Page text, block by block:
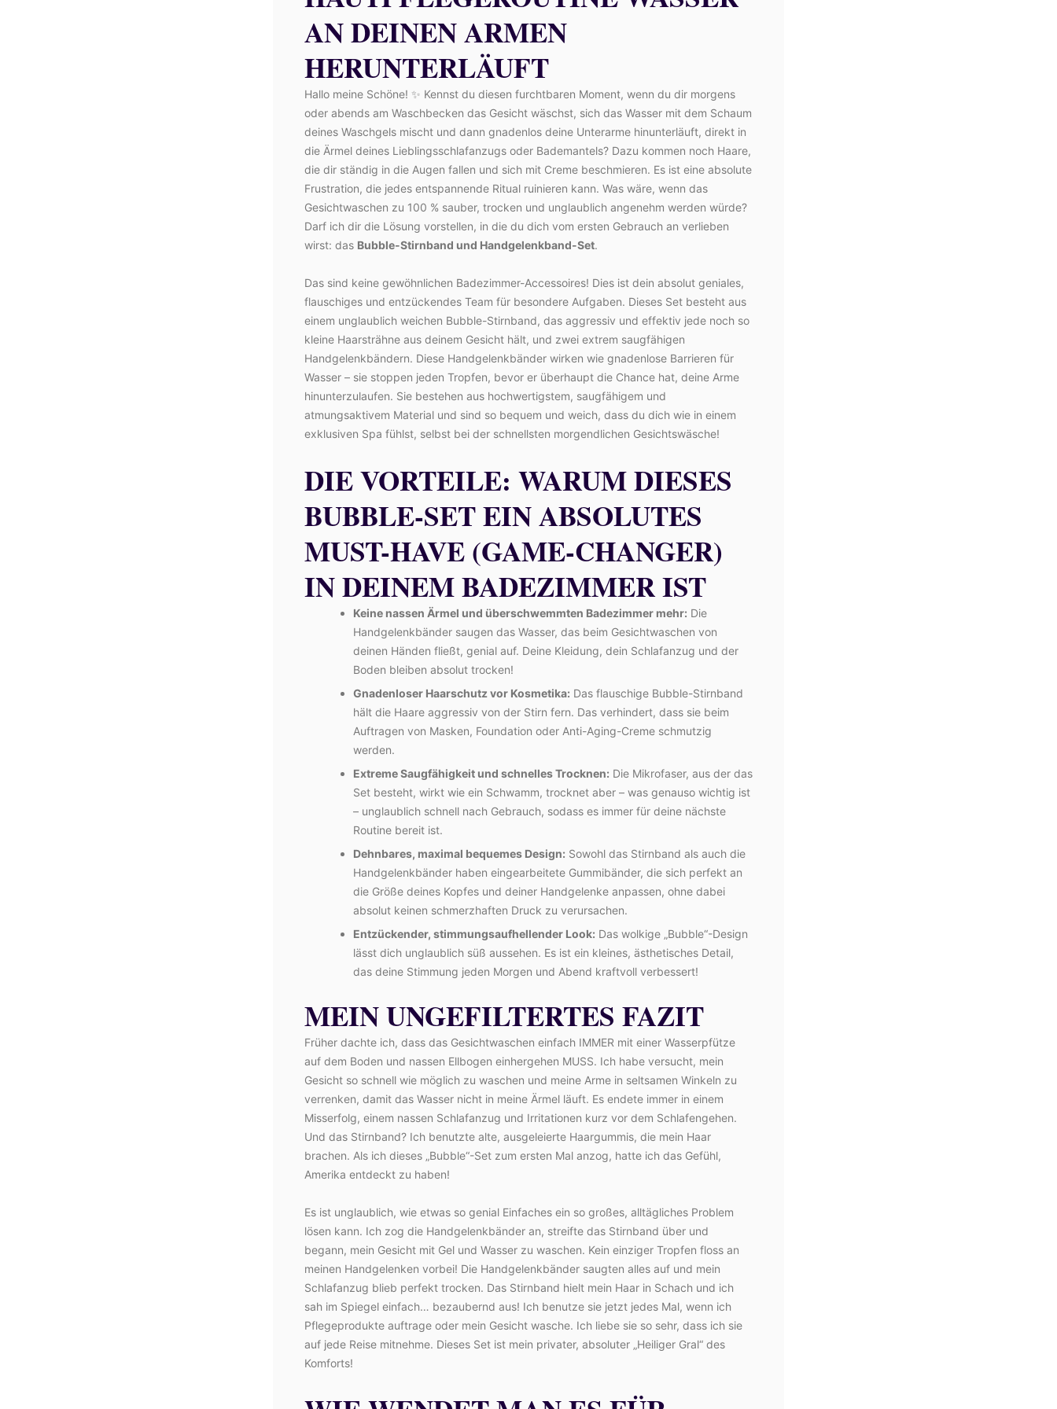
AN DEINEN ARMEN
HERUNTERLÄUFT
Hallo meine Schöne! ✨ Kennst du diesen furchtbaren Moment, wenn du dir morgens
oder abends am Waschbecken das Gesicht wäschst, sich das Wasser mit dem Schaum
deines Waschgels mischt und dann gnadenlos deine Unterarme hinunterläuft, direkt in
die Ärmel deines Lieblingsschlafanzugs oder Bademantels? Dazu kommen noch Haare,
die dir ständig in die Augen fallen und sich mit Creme beschmieren. Es ist eine absolute
Frustration, die jedes entspannende Ritual ruinieren kann. Was wäre, wenn das
Gesichtwaschen zu 100 % sauber, trocken und unglaublich angenehm werden würde?
Darf ich dir die Lösung vorstellen, in die du dich vom ersten Gebrauch an verlieben
wirst: das Bubble-Stirnband und Handgelenkband-Set.
Das sind keine gewöhnlichen Badezimmer-Accessoires! Dies ist dein absolut geniales,
flauschiges und entzückendes Team für besondere Aufgaben. Dieses Set besteht aus
einem unglaublich weichen Bubble-Stirnband, das aggressiv und effektiv jede noch so
kleine Haarsträhne aus deinem Gesicht hält, und zwei extrem saugfähigen
Handgelenkbändern. Diese Handgelenkbänder wirken wie gnadenlose Barrieren für
Wasser – sie stoppen jeden Tropfen, bevor er überhaupt die Chance hat, deine Arme
hinunterzulaufen. Sie bestehen aus hochwertigstem, saugfähigem und
atmungsaktivem Material und sind so bequem und weich, dass du dich wie in einem
exklusiven Spa fühlst, selbst bei der schnellsten morgendlichen Gesichtswäsche!
DIE VORTEILE: WARUM DIESES
BUBBLE-SET EIN ABSOLUTES
MUST-HAVE (GAME-CHANGER)
IN DEINEM BADEZIMMER IST
Keine nassen Ärmel und überschwemmten Badezimmer mehr: Die
Handgelenkbänder saugen das Wasser, das beim Gesichtwaschen von
deinen Händen fließt, genial auf. Deine Kleidung, dein Schlafanzug und der
Boden bleiben absolut trocken!
Gnadenloser Haarschutz vor Kosmetika: Das flauschige Bubble-Stirnband
hält die Haare aggressiv von der Stirn fern. Das verhindert, dass sie beim
Auftragen von Masken, Foundation oder Anti-Aging-Creme schmutzig
werden.
Extreme Saugfähigkeit und schnelles Trocknen: Die Mikrofaser, aus der das
Set besteht, wirkt wie ein Schwamm, trocknet aber – was genauso wichtig ist
– unglaublich schnell nach Gebrauch, sodass es immer für deine nächste
Routine bereit ist.
Dehnbares, maximal bequemes Design: Sowohl das Stirnband als auch die
Handgelenkbänder haben eingearbeitete Gummibänder, die sich perfekt an
die Größe deines Kopfes und deiner Handgelenke anpassen, ohne dabei
absolut keinen schmerzhaften Druck zu verursachen.
Entzückender, stimmungsaufhellender Look: Das wolkige „Bubble“-Design
lässt dich unglaublich süß aussehen. Es ist ein kleines, ästhetisches Detail,
das deine Stimmung jeden Morgen und Abend kraftvoll verbessert!
MEIN UNGEFILTERTES FAZIT
Früher dachte ich, dass das Gesichtwaschen einfach IMMER mit einer Wasserpfütze
auf dem Boden und nassen Ellbogen einhergehen MUSS. Ich habe versucht, mein
Gesicht so schnell wie möglich zu waschen und meine Arme in seltsamen Winkeln zu
verrenken, damit das Wasser nicht in meine Ärmel läuft. Es endete immer in einem
Misserfolg, einem nassen Schlafanzug und Irritationen kurz vor dem Schlafengehen.
Und das Stirnband? Ich benutzte alte, ausgeleierte Haargummis, die mein Haar
brachen. Als ich dieses „Bubble“-Set zum ersten Mal anzog, hatte ich das Gefühl,
Amerika entdeckt zu haben!
Es ist unglaublich, wie etwas so genial Einfaches ein so großes, alltägliches Problem
lösen kann. Ich zog die Handgelenkbänder an, streifte das Stirnband über und
begann, mein Gesicht mit Gel und Wasser zu waschen. Kein einziger Tropfen floss an
meinen Handgelenken vorbei! Die Handgelenkbänder saugten alles auf und mein
Schlafanzug blieb perfekt trocken. Das Stirnband hielt mein Haar in Schach und ich
sah im Spiegel einfach… bezaubernd aus! Ich benutze sie jetzt jedes Mal, wenn ich
Pflegeprodukte auftrage oder mein Gesicht wasche. Ich liebe sie so sehr, dass ich sie
auf jede Reise mitnehme. Dieses Set ist mein privater, absoluter „Heiliger Gral“ des
Komforts!